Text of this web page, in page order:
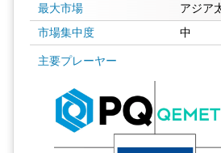
最大市場 アジア
市場集中度 中
主要プレーヤー
画像 © Mordor Intelligence。再利用にはCC